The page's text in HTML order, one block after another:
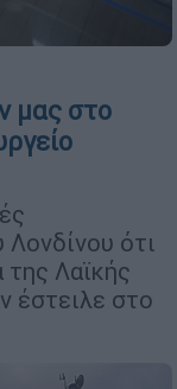
μας στο
Λονδίνου ότι
της Λαϊκής
έστειλε στο